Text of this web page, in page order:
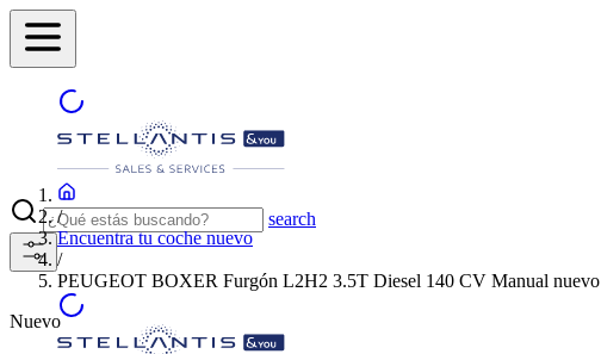
search
/
Encuentra tu coche nuevo
/
PEUGEOT BOXER Furgón L2H2 3.5T Diesel 140 CV Manual nuevo
Nuevo